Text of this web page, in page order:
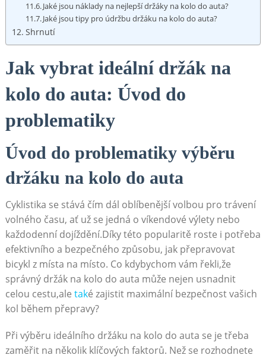
Jaké jsou náklady na nejlepší držáky na kolo do ⁢auta?
Jaké ⁣jsou tipy pro údržbu ⁣držáku na⁢ kolo do auta?
Shrnutí
Jak vybrat ideální držák na
‌kolo do auta: Úvod⁣ do
problematiky
Úvod do problematiky výběru
držáku ⁢na kolo do auta
Cyklistika se stává čím dál oblíbenější volbou pro trávení
volného ⁤času, ať už⁤ se jedná o víkendové výlety⁢ nebo
⁣každodenní dojíždění.Díky této ⁤popularitě​ roste ​i potřeba
efektivního a bezpečného způsobu, ‌jak přepravovat
⁢bicykl z místa na místo. ⁤Co kdybychom vám řekli,že⁢
správný⁣ držák na kolo do auta může nejen usnadnit
⁣celou ⁤cestu,ale také zajistit maximální ‍bezpečnost vašich
kol‍ během přepravy?
Při ​výběru ideálního držáku ‍na⁣ kolo do⁣ auta se je třeba⁢
zaměřit ​na několik klíčových faktorů. Než se rozhodnete